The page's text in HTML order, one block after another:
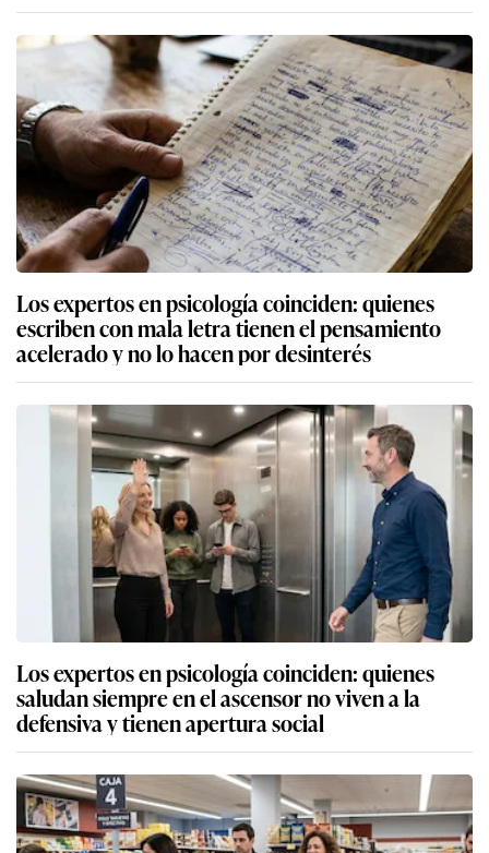
Los expertos en psicología coinciden: quienes
escriben con mala letra tienen el pensamiento
acelerado y no lo hacen por desinterés
Los expertos en psicología coinciden: quienes
saludan siempre en el ascensor no viven a la
defensiva y tienen apertura social